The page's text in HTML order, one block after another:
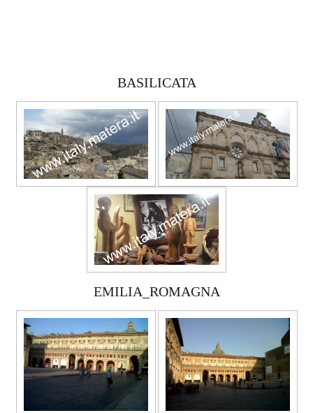
BASILICATA
EMILIA_ROMAGNA